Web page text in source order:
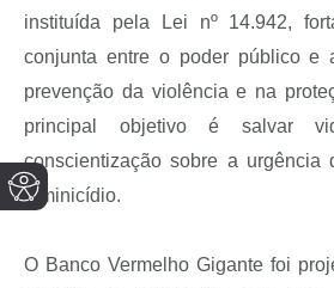
instituída pela Lei nº 14.942,
conjunta entre o poder público e
prevenção da violência e na
principal objetivo é salvar
conscientização sobre a urgência
feminicídio.
O Banco Vermelho Gigante foi